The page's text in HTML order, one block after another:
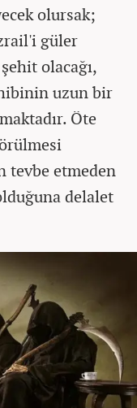
olursak;
güler
olacağı,
uzun bir
Öte
tevbe etmeden
delalet